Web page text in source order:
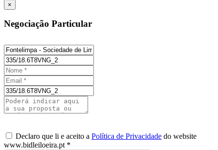
×
Negociação Particular
Declaro que li e aceito a Política de Privacidade do website
www.bidleiloeira.pt *